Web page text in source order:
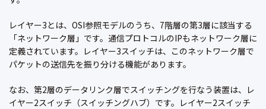
レイヤー3とは、OSI参照モデルのうち、7階層の第3層に該当する
「ネットワーク層」です。通信プロトコルのIPもネットワーク層に
定義されています。レイヤー3スイッチは、このネットワーク層で
パケットの送信先を振り分ける機能があります。
なお、第2層のデータリンク層でスイッチングを行なう装置は、レ
イヤー2スイッチ（スイッチングハブ）です。レイヤー2スイッチ